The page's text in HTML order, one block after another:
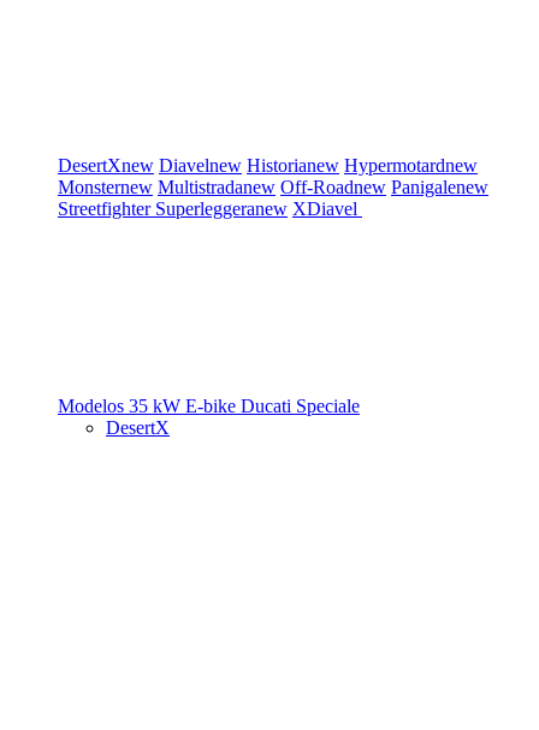
DesertXnew Diavelnew Historianew Hypermotardnew
Monsternew Multistradanew Off-Roadnew Panigalenew
Streetfighter Superleggeranew XDiavel
Modelos 35 kW E-bike Ducati Speciale
DesertX